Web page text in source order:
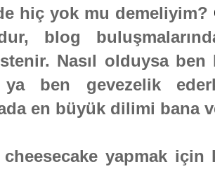
hiç yok mu demeliyim?
blog
Nasıl olduysa ben
ya ben gevezelik
en büyük dilimi bana
yapmak